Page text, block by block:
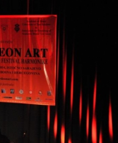
plus